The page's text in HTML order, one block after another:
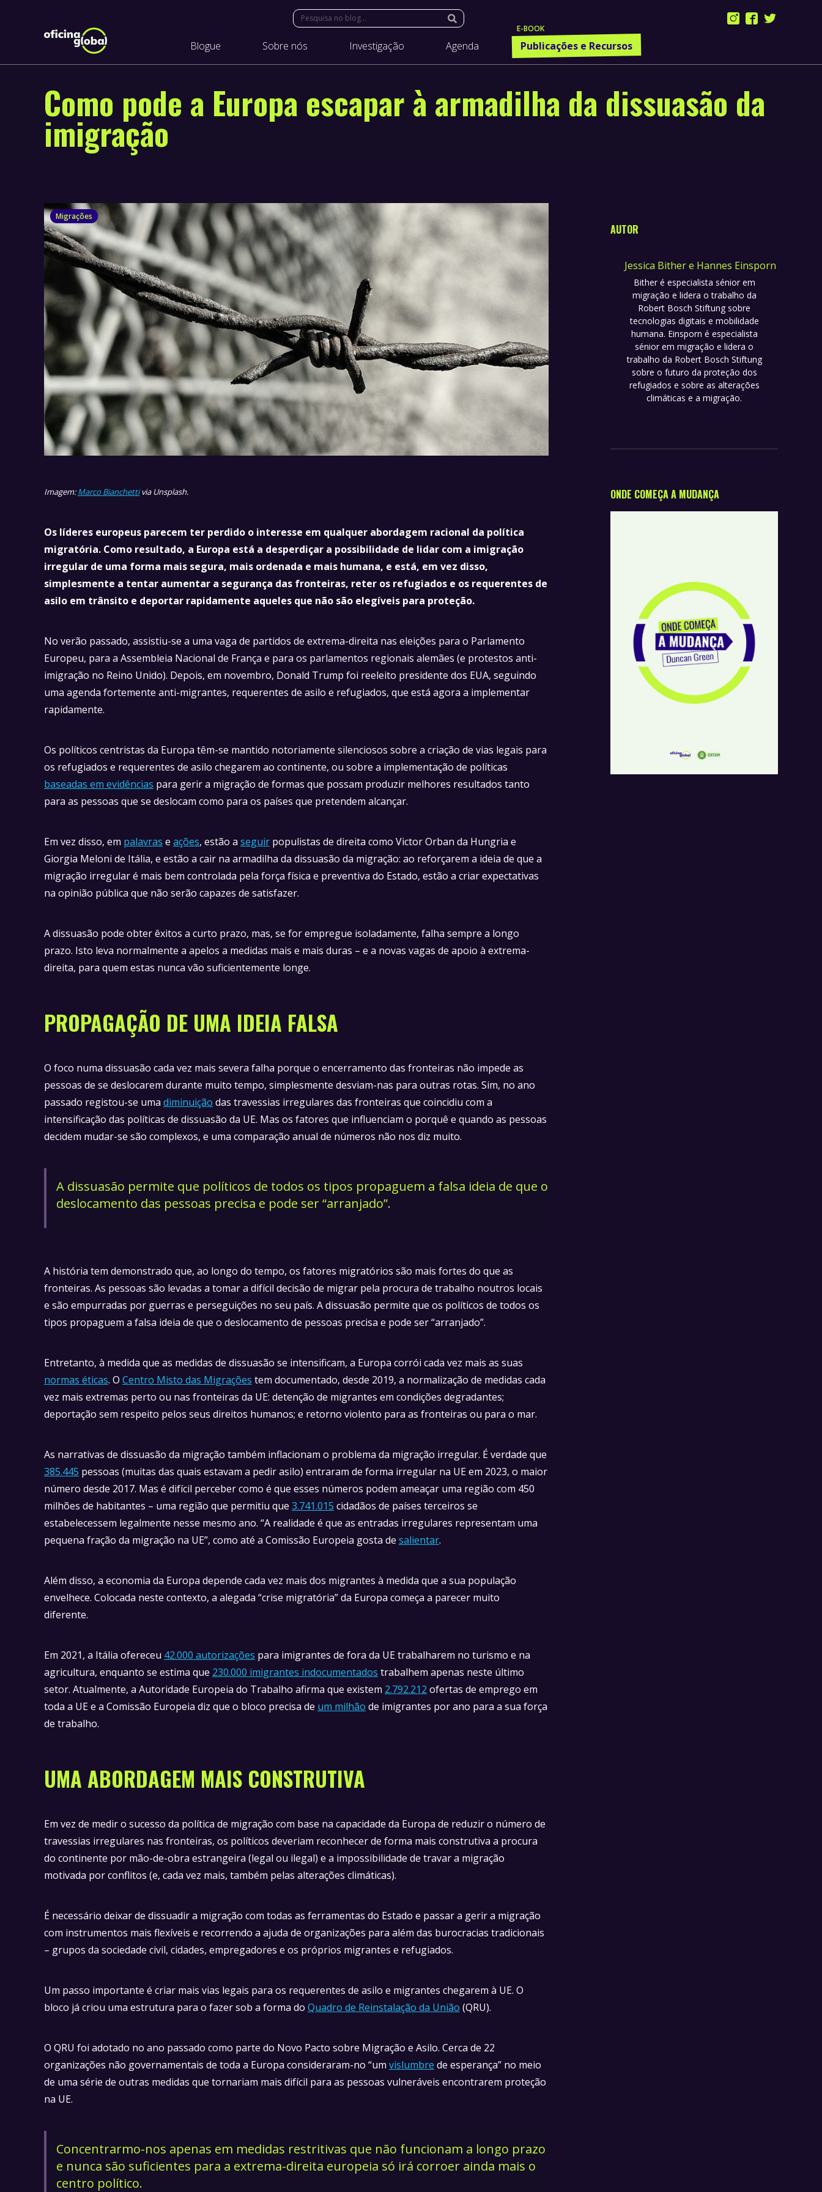
Search:
Instagram
new
window
Facebook
window
Twitter
Blogue Sobre nós Investigação Agenda Publicações e Recursos
Como pode a Europa escapar à armadilha da dissuasão da
imigração
Migrações
Imagem:Marco Bianchettivia Unsplash.
Os líderes europeus parecem ter perdido o interesse em qualquer abordagem racional da política
migratória. Como resultado, a Europa está a desperdiçar a possibilidade de lidar com a imigração
irregular de uma forma mais segura, mais ordenada e mais humana, e está, em vez disso,
simplesmente a tentar aumentar a segurança das fronteiras, reter os refugiados e os requerentes de
asilo em trânsito e deportar rapidamente aqueles que não são elegíveis para proteção.
No verão passado, assistiu-se a uma vaga de partidos de extrema-direita nas eleições para o Parlamento
Europeu, para a Assembleia Nacional de França e para os parlamentos regionais alemães (e protestos anti-
imigração no Reino Unido). Depois, em novembro, Donald Trump foi reeleito presidente dos EUA, seguindo
uma agenda fortemente anti-migrantes, requerentes de asilo e refugiados, que está agora a implementar
rapidamente.
Os políticos centristas da Europa têm-se mantido notoriamente silenciosos sobre a criação de vias legais para
os refugiados e requerentes de asilo chegarem ao continente, ou sobre a implementação de políticas
baseadas em evidências para gerir a migração de formas que possam produzir melhores resultados tanto
para as pessoas que se deslocam como para os países que pretendem alcançar.
Em vez disso, em palavras e ações, estão a seguir populistas de direita como Victor Orban da Hungria e
Giorgia Meloni de Itália, e estão a cair na armadilha da dissuasão da migração: ao reforçarem a ideia de que a
migração irregular é mais bem controlada pela força física e preventiva do Estado, estão a criar expectativas
na opinião pública que não serão capazes de satisfazer.
A dissuasão pode obter êxitos a curto prazo, mas, se for empregue isoladamente, falha sempre a longo
prazo. Isto leva normalmente a apelos a medidas mais e mais duras – e a novas vagas de apoio à extrema-
direita, para quem estas nunca vão suficientemente longe.
PROPAGAÇÃO DE UMA IDEIA FALSA
O foco numa dissuasão cada vez mais severa falha porque o encerramento das fronteiras não impede as
pessoas de se deslocarem durante muito tempo, simplesmente desviam-nas para outras rotas. Sim, no ano
passado registou-se uma diminuição das travessias irregulares das fronteiras que coincidiu com a
intensificação das políticas de dissuasão da UE. Mas os fatores que influenciam o porquê e quando as pessoas
decidem mudar-se são complexos, e uma comparação anual de números não nos diz muito.
A dissuasão permite que políticos de todos os tipos propaguem a falsa ideia de que o
deslocamento das pessoas precisa e pode ser “arranjado”.
A história tem demonstrado que, ao longo do tempo, os fatores migratórios são mais fortes do que as
fronteiras. As pessoas são levadas a tomar a difícil decisão de migrar pela procura de trabalho noutros locais
e são empurradas por guerras e perseguições no seu país. A dissuasão permite que os políticos de todos os
tipos propaguem a falsa ideia de que o deslocamento de pessoas precisa e pode ser “arranjado”.
Entretanto, à medida que as medidas de dissuasão se intensificam, a Europa corrói cada vez mais as suas
normas éticas. O Centro Misto das Migrações tem documentado, desde 2019, a normalização de medidas cada
vez mais extremas perto ou nas fronteiras da UE: detenção de migrantes em condições degradantes;
deportação sem respeito pelos seus direitos humanos; e retorno violento para as fronteiras ou para o mar.
As narrativas de dissuasão da migração também inflacionam o problema da migração irregular. É verdade que
385.445 pessoas (muitas das quais estavam a pedir asilo) entraram de forma irregular na UE em 2023, o maior
número desde 2017. Mas é difícil perceber como é que esses números podem ameaçar uma região com 450
milhões de habitantes – uma região que permitiu que 3.741.015 cidadãos de países terceiros se
estabelecessem legalmente nesse mesmo ano. “A realidade é que as entradas irregulares representam uma
pequena fração da migração na UE”, como até a Comissão Europeia gosta de salientar.
Além disso, a economia da Europa depende cada vez mais dos migrantes à medida que a sua população
envelhece. Colocada neste contexto, a alegada “crise migratória” da Europa começa a parecer muito
diferente.
Em 2021, a Itália ofereceu 42.000 autorizações para imigrantes de fora da UE trabalharem no turismo e na
agricultura, enquanto se estima que 230.000 imigrantes indocumentados trabalhem apenas neste último
setor. Atualmente, a Autoridade Europeia do Trabalho afirma que existem 2.792.212 ofertas de emprego em
toda a UE e a Comissão Europeia diz que o bloco precisa de um milhão de imigrantes por ano para a sua força
de trabalho.
UMA ABORDAGEM MAIS CONSTRUTIVA
Em vez de medir o sucesso da política de migração com base na capacidade da Europa de reduzir o número de
travessias irregulares nas fronteiras, os políticos deveriam reconhecer de forma mais construtiva a procura
do continente por mão-de-obra estrangeira (legal ou ilegal) e a impossibilidade de travar a migração
motivada por conflitos (e, cada vez mais, também pelas alterações climáticas).
É necessário deixar de dissuadir a migração com todas as ferramentas do Estado e passar a gerir a migração
com instrumentos mais flexíveis e recorrendo a ajuda de organizações para além das burocracias tradicionais
– grupos da sociedade civil, cidades, empregadores e os próprios migrantes e refugiados.
Um passo importante é criar mais vias legais para os requerentes de asilo e migrantes chegarem à UE. O
bloco já criou uma estrutura para o fazer sob a forma do Quadro de Reinstalação da União (QRU).
O QRU foi adotado no ano passado como parte do Novo Pacto sobre Migração e Asilo. Cerca de 22
organizações não governamentais de toda a Europa consideraram-no “um vislumbre de esperança” no meio
de uma série de outras medidas que tornariam mais difícil para as pessoas vulneráveis encontrarem proteção
na UE.
Concentrarmo-nos apenas em medidas restritivas que não funcionam a longo prazo
e nunca são suficientes para a extrema-direita europeia só irá corroer ainda mais o
centro político.
AUTOR
Jessica Bither e Hannes Einsporn
Bither é especialista sénior em
migração e lidera o trabalho da
Robert Bosch Stiftung sobre
tecnologias digitais e mobilidade
humana. Einsporn é especialista
sénior em migração e lidera o
trabalho da Robert Bosch Stiftung
sobre o futuro da proteção dos
refugiados e sobre as alterações
climáticas e a migração.
ONDE COMEÇA A MUDANÇA